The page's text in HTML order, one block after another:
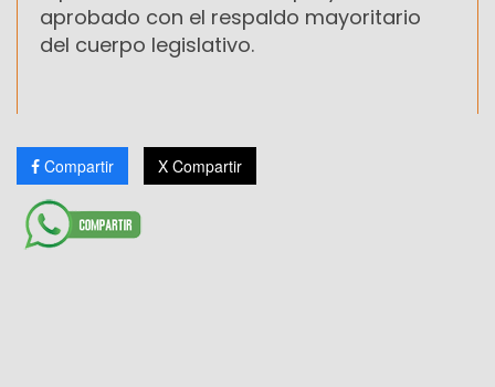
aprobado con el respaldo mayoritario
del cuerpo legislativo.
Compartir X Compartir